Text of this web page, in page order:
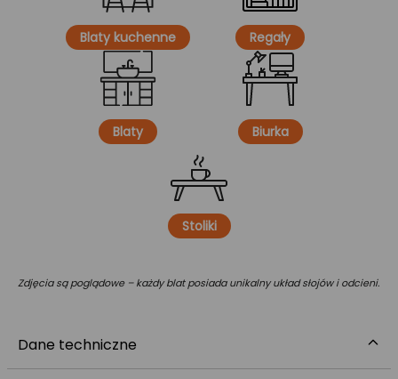
Blaty kuchenne Regały
Blaty Biurka
Stoliki
Zdjęcia są poglądowe – każdy blat posiada unikalny układ słojów i odcieni.
Dane techniczne